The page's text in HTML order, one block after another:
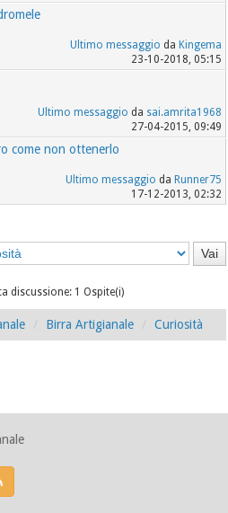
Ultimo messaggio da Kingema
23-10-2018, 05:15
Ultimo messaggio da sai.amrita1968
27-04-2015, 09:49
come non ottenerlo
Ultimo messaggio da Runner75
17-12-2013, 02:32
discussione: 1 Ospite(i)
Birra Artigianale Curiosità